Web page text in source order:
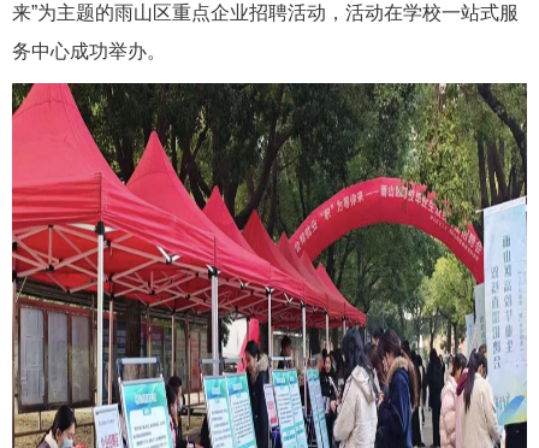
来”为主题的雨山区重点企业招聘活动，活动在学校一站式服
务中心成功举办。